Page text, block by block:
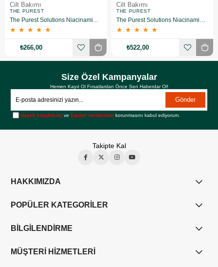
Cilt Bakımı
THE PUREST
★ ★ ★ ★ ★
₺266,00
Cilt Bakımı
THE PUREST
★ ★ ★ ★ ★
₺522,00
Size Özel Kampanyalar
Hemen Kayıt Ol Fırsatlardan Önce Sen Haberdar Ol!
Gönder
Üyelik koşullarını vekişisel verilerimin korunmasını kabul ediyorum.
Takipte Kal
HAKKIMIZDA
POPÜLER KATEGORİLER
BİLGİLENDİRME
MÜŞTERİ HİZMETLERİ